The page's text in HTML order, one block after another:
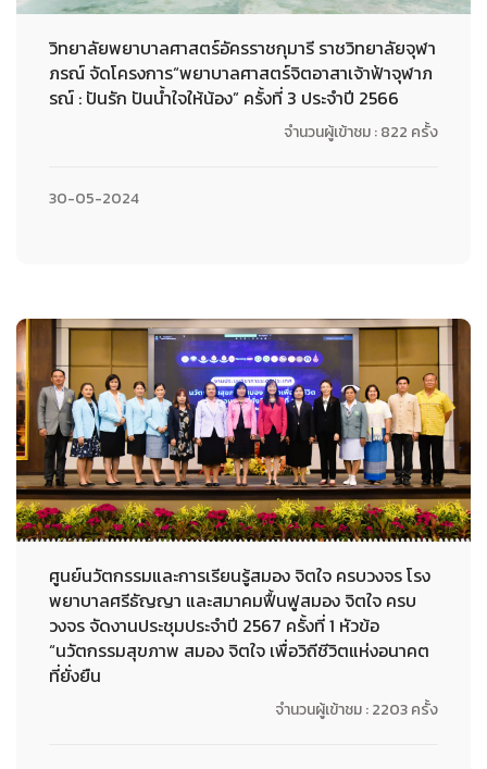
วิทยาลัยพยาบาลศาสตร์อัครราชกุมารี ราชวิทยาลัยจุฬา
ภรณ์ จัดโครงการ“พยาบาลศาสตร์จิตอาสาเจ้าฟ้าจุฬาภ
รณ์ : ปันรัก ปันน้ำใจให้น้อง” ครั้งที่ 3 ประจำปี 2566
จำนวนผู้เข้าชม : 822 ครั้ง
30-05-2024
ศูนย์นวัตกรรมและการเรียนรู้สมอง จิตใจ ครบวงจร โรง
พยาบาลศรีธัญญา และสมาคมฟื้นฟูสมอง จิตใจ ครบ
วงจร จัดงานประชุมประจำปี 2567 ครั้งที่ 1 หัวข้อ
“นวัตกรรมสุขภาพ สมอง จิตใจ เพื่อวิถีชีวิตแห่งอนาคต
ที่ยั่งยืน
จำนวนผู้เข้าชม : 2203 ครั้ง